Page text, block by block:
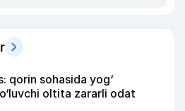
qorin sohasida yog‘
oltita zararli odat